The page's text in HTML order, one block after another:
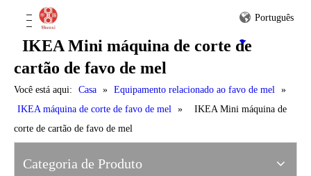
Português
IKEA Mini máquina de corte de
cartão de favo de mel
Você está aqui: Casa » Equipamento relacionado ao favo de mel »
IKEA máquina de corte de favo de mel »
IKEA Mini máquina de
corte de cartão de favo de mel
Categoria de Produto
Peças Smal IKEA Honeycomb Paperboard Cutting Machine